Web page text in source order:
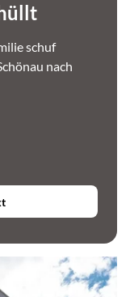
schuf
nach